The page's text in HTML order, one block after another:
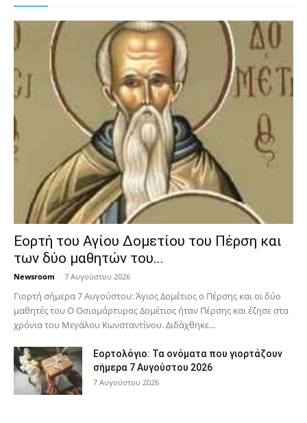
Εορτή του Αγίου Δομετίου του Πέρση και
των δύο μαθητών του...
Newsroom - 7 Αυγούστου 2026
Γιορτή σήμερα 7 Αυγούστου: Άγιος Δομέτιος ο Πέρσης και οι δύο
μαθητές του Ο Oσιομάρτυρας Δομέτιος ήταν Πέρσης και έζησε στα
χρόνια του Μεγάλου Κωνσταντίνου. Διδάχθηκε...
Εορτολόγιο: Τα ονόματα που γιορτάζουν
σήμερα 7 Αυγούστου 2026
7 Αυγούστου 2026